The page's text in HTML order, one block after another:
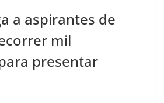
a aspirantes de
mil
presentar